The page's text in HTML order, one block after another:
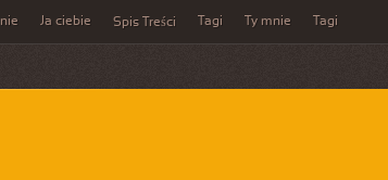
Ja ciebie Spis Treści Tagi Ty mnie Tagi